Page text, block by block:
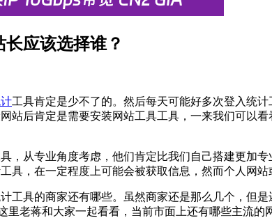
应该选择谁？
工具肯定是少不了的。然后每天可能好多次登入统
站后肯定是需要安装网站工具工具，一来我们可以
，从专业角度考虑，他们肯定比我们自己搭建更加
，在一定程度上可能会被获取信息，然而个人网站
工具的商家还有哪些。虽然商家还是那么几个，但
老蒋和大家一起看看，当前市面上还有哪些主流